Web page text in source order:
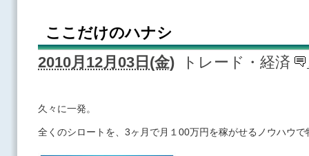
ここだけのハナシ
2010月12月03日(金)
トレード・経済
久々に一発。
全くのシロートを、3ヶ月で月１00万円を稼がせるノウハウ